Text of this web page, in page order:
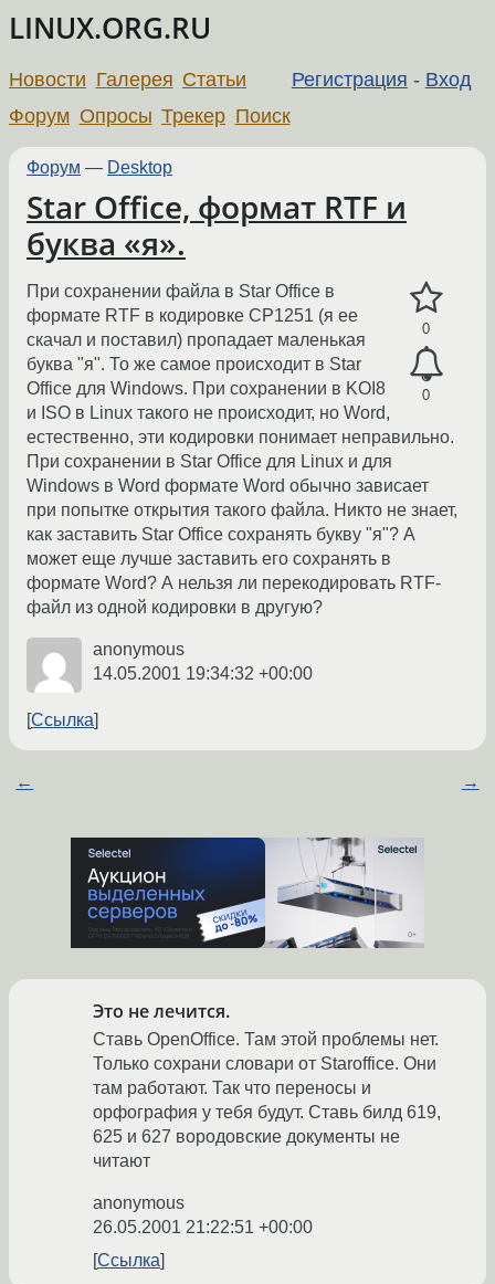
LINUX.ORG.RU
Регистрация - Вход
Новости Галерея Статьи
Форум Опросы Трекер Поиск
Форум — Desktop
Star Office, формат RTF и
буква «я».
0
0
При сохранении файла в Star Office в
формате RTF в кодировке CP1251 (я ее
скачал и поставил) пропадает маленькая
буква "я". То же самое происходит в Star
Office для Windows. При сохранении в KOI8
и ISO в Linux такого не происходит, но Word,
естественно, эти кодировки понимает неправильно.
При сохранении в Star Office для Linux и для
Windows в Word формате Word обычно зависает
при попытке открытия такого файла. Никто не знает,
как заставить Star Office сохранять букву "я"? А
может еще лучше заставить его сохранять в
формате Word? А нельзя ли перекодировать RTF-
файл из одной кодировки в другую?
anonymous
14.05.2001 19:34:32 +00:00
Ссылка
← →
Это не лечится.
Ставь OpenOffice. Там этой проблемы нет.
Только сохрани словари от Staroffice. Они
там работают. Так что переносы и
орфография у тебя будут. Ставь билд 619,
625 и 627 вородовские документы не
читают
anonymous
26.05.2001 21:22:51 +00:00
Ссылка